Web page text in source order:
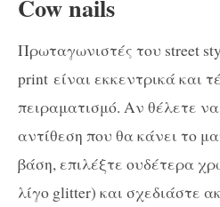
Cow nails
Πρωταγωνιστές του street
print είναι εκκεντρικά και
πειραματισμό. Αν θέλετε
αντίθεση που θα κάνει το
βάση, επιλέξτε ουδέτερα
λίγο glitter) και σχεδιάστε